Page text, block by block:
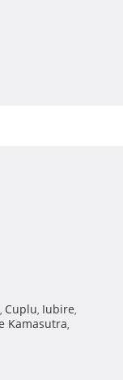
, Cuplu, Iubire,
Kamasutra,